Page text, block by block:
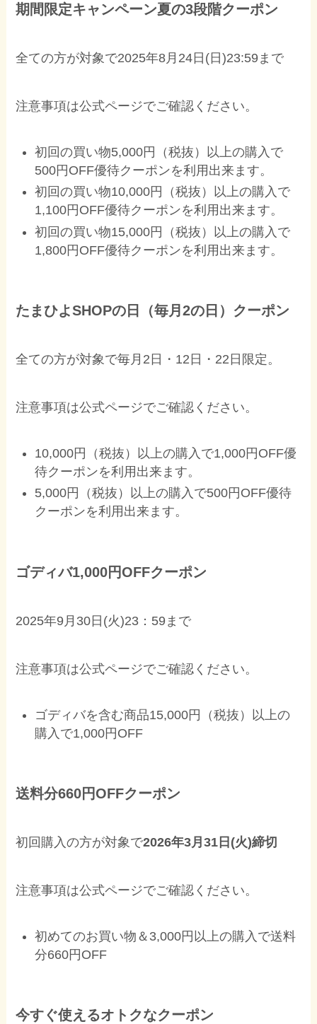
期間限定キャンペーン夏の3段階クーポン
全ての方が対象で2025年8月24日(日)23:59まで
注意事項は公式ページでご確認ください。
初回の買い物5,000円（税抜）以上の購入で
500円OFF優待クーポンを利用出来ます。
初回の買い物10,000円（税抜）以上の購入で
1,100円OFF優待クーポンを利用出来ます。
初回の買い物15,000円（税抜）以上の購入で
1,800円OFF優待クーポンを利用出来ます。
たまひよSHOPの日（毎月2の日）クーポン
全ての方が対象で毎月2日・12日・22日限定。
注意事項は公式ページでご確認ください。
10,000円（税抜）以上の購入で1,000円OFF優
待クーポンを利用出来ます。
5,000円（税抜）以上の購入で500円OFF優待
クーポンを利用出来ます。
ゴディバ1,000円OFFクーポン
2025年9月30日(火)23：59まで
注意事項は公式ページでご確認ください。
ゴディバを含む商品15,000円（税抜）以上の
購入で1,000円OFF
送料分660円OFFクーポン
初回購入の方が対象で2026年3月31日(火)締切
注意事項は公式ページでご確認ください。
初めてのお買い物＆3,000円以上の購入で送料
分660円OFF
今すぐ使えるオトクなクーポン